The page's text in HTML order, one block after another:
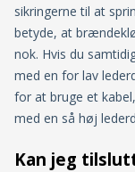
sikringerne til at
betyde, at
nok. Hvis du
med en for lav
for at bruge et
med en så høj
Kan jeg